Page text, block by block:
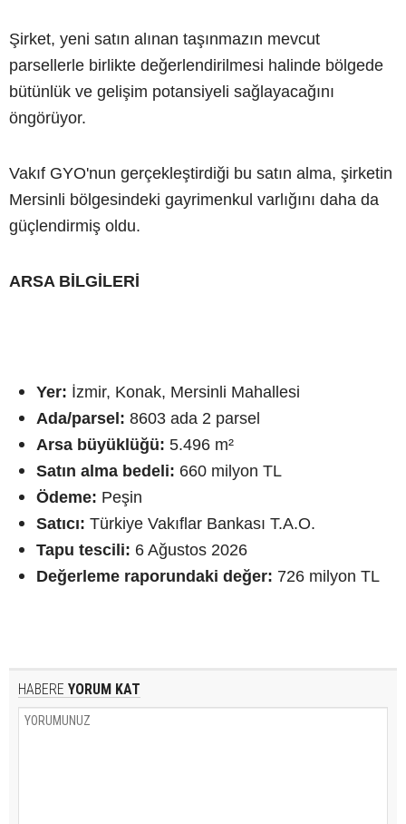
Şirket, yeni satın alınan taşınmazın mevcut
parsellerle birlikte değerlendirilmesi halinde bölgede
bütünlük ve gelişim potansiyeli sağlayacağını
öngörüyor.
Vakıf GYO'nun gerçekleştirdiği bu satın alma, şirketin
Mersinli bölgesindeki gayrimenkul varlığını daha da
güçlendirmiş oldu.
ARSA BİLGİLERİ
Yer: İzmir, Konak, Mersinli Mahallesi
Ada/parsel: 8603 ada 2 parsel
Arsa büyüklüğü: 5.496 m²
Satın alma bedeli: 660 milyon TL
Ödeme: Peşin
Satıcı: Türkiye Vakıflar Bankası T.A.O.
Tapu tescili: 6 Ağustos 2026
Değerleme raporundaki değer: 726 milyon TL
HABERE YORUM KAT